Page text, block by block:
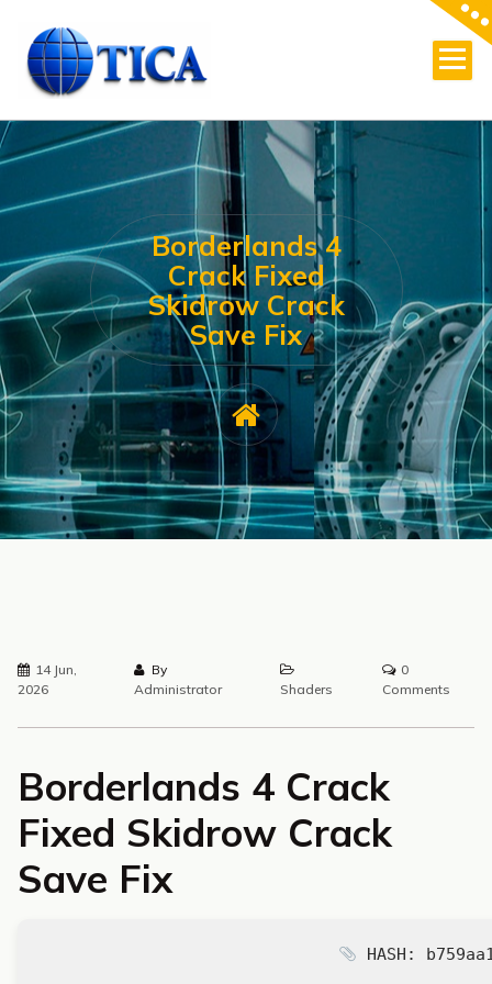
content
Borderlands 4
Crack Fixed
Skidrow Crack
Save Fix
14 Jun,
2026
By
Administrator
Shaders
0
Comments
Borderlands 4 Crack
Fixed Skidrow Crack
Save Fix
HASH: